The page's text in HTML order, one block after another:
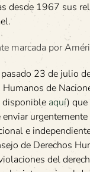
desde 1967 sus
marcada por
pasado 23 de julio
Humanos de
disponible aquí)
e
de Derechos
del